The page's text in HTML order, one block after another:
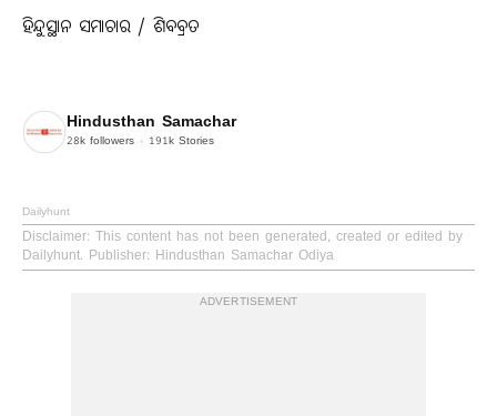
ହିନ୍ଦୁସ୍ଥାନ ସମାଚାର / ଶିବବ୍ରତ
Hindusthan Samachar
28k followers 191k Stories
Dailyhunt
Disclaimer: This content has not been generated, created or edited by
Dailyhunt. Publisher: Hindusthan Samachar Odiya
ADVERTISEMENT